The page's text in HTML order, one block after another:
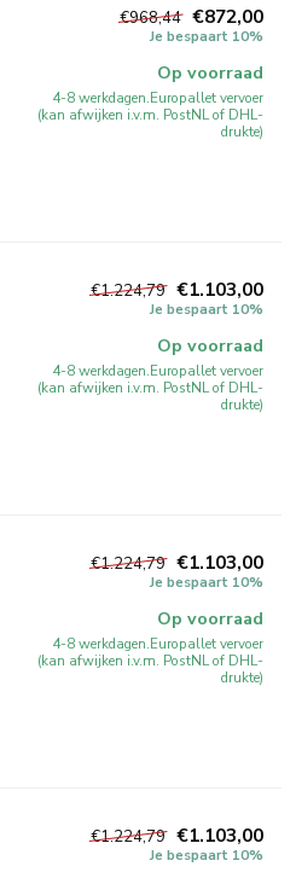
€968,44 €872,00
Je bespaart 10%
Op voorraad
4-8 werkdagen.Europallet vervoer
(kan afwijken i.v.m. PostNL of DHL-
drukte)
€1.224,79 €1.103,00
Je bespaart 10%
Op voorraad
4-8 werkdagen.Europallet vervoer
(kan afwijken i.v.m. PostNL of DHL-
drukte)
€1.224,79 €1.103,00
Je bespaart 10%
Op voorraad
4-8 werkdagen.Europallet vervoer
(kan afwijken i.v.m. PostNL of DHL-
drukte)
€1.224,79 €1.103,00
Je bespaart 10%